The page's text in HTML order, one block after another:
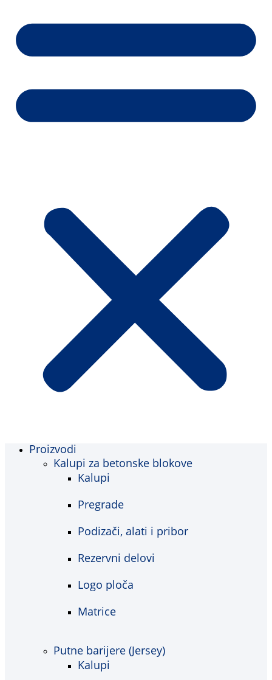
Proizvodi
Kalupi za betonske blokove
Kalupi
Pregrade
Podizači, alati i pribor
Rezervni delovi
Logo ploča
Matrice
Putne barijere (Jersey)
Kalupi